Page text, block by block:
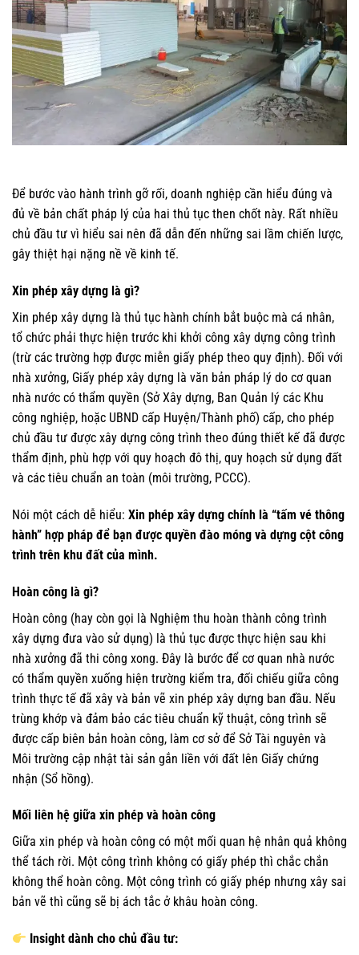
Để bước vào hành trình gỡ rối, doanh nghiệp cần hiểu đúng và
đủ về bản chất pháp lý của hai thủ tục then chốt này. Rất nhiều
chủ đầu tư vì hiểu sai nên đã dẫn đến những sai lầm chiến lược,
gây thiệt hại nặng nề về kinh tế.
Xin phép xây dựng là gì?
Xin phép xây dựng là thủ tục hành chính bắt buộc mà cá nhân,
tổ chức phải thực hiện trước khi khởi công xây dựng công trình
(trừ các trường hợp được miễn giấy phép theo quy định). Đối với
nhà xưởng, Giấy phép xây dựng là văn bản pháp lý do cơ quan
nhà nước có thẩm quyền (Sở Xây dựng, Ban Quản lý các Khu
công nghiệp, hoặc UBND cấp Huyện/Thành phố) cấp, cho phép
chủ đầu tư được xây dựng công trình theo đúng thiết kế đã được
thẩm định, phù hợp với quy hoạch đô thị, quy hoạch sử dụng đất
và các tiêu chuẩn an toàn (môi trường, PCCC).
Nói một cách dễ hiểu: Xin phép xây dựng chính là “tấm vé thông
hành” hợp pháp để bạn được quyền đào móng và dựng cột công
trình trên khu đất của mình.
Hoàn công là gì?
Hoàn công (hay còn gọi là Nghiệm thu hoàn thành công trình
xây dựng đưa vào sử dụng) là thủ tục được thực hiện sau khi
nhà xưởng đã thi công xong. Đây là bước để cơ quan nhà nước
có thẩm quyền xuống hiện trường kiểm tra, đối chiếu giữa công
trình thực tế đã xây và bản vẽ xin phép xây dựng ban đầu. Nếu
trùng khớp và đảm bảo các tiêu chuẩn kỹ thuật, công trình sẽ
được cấp biên bản hoàn công, làm cơ sở để Sở Tài nguyên và
Môi trường cập nhật tài sản gắn liền với đất lên Giấy chứng
nhận (Sổ hồng).
Mối liên hệ giữa xin phép và hoàn công
Giữa xin phép và hoàn công có một mối quan hệ nhân quả không
thể tách rời. Một công trình không có giấy phép thì chắc chắn
không thể hoàn công. Một công trình có giấy phép nhưng xây sai
bản vẽ thì cũng sẽ bị ách tắc ở khâu hoàn công.
Insight dành cho chủ đầu tư: